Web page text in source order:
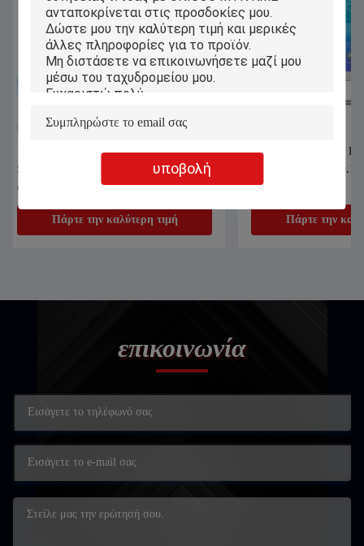
υποβολή
ROM RAM 128GB PC ταμπλετών Wifi
PiPO αρρενωπά 10.1» 6GB με την
Πάρτε την καλύτερη τιμή
10 ιντσών tablet
Android Tablet
LCD
Πάρτε την
επικοινωνία